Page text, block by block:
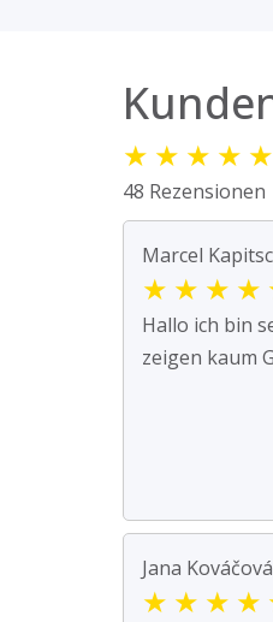
★ ★ ★ ★ ★
48 Rezensionen
Marcel
★ ★ ★ ★
Hallo ich bin
zeigen kaum
Jana
★ ★ ★ ★